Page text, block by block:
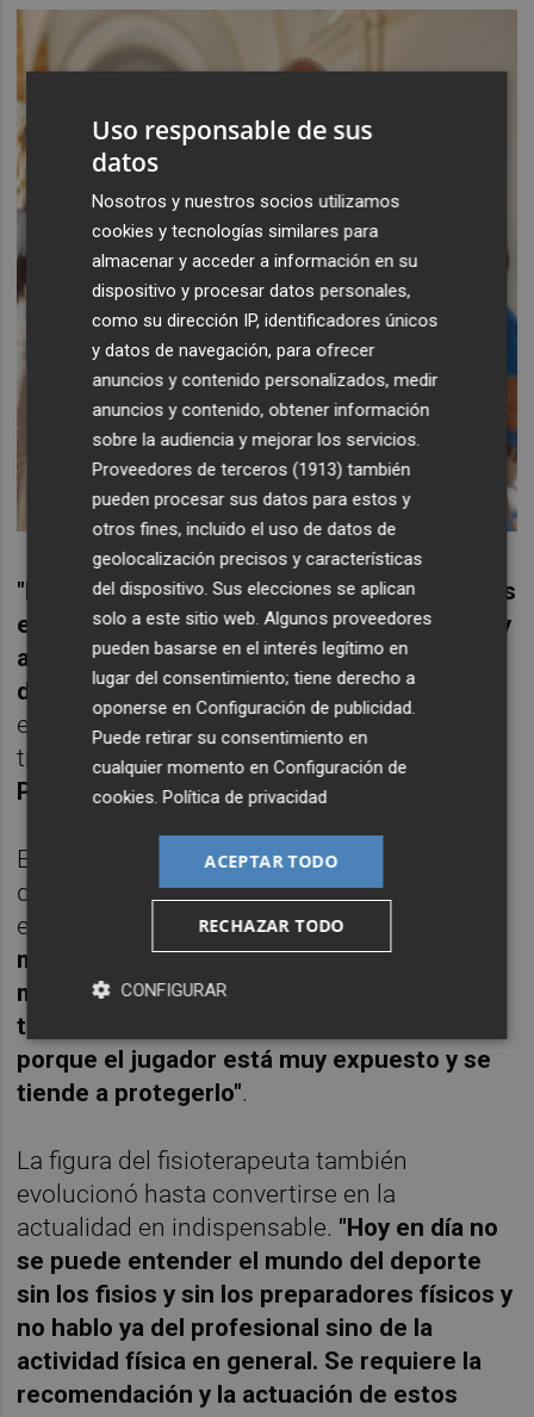
"Las figuras del fútbol son especiales, todas
ellas por el grado de exigencia que tienen, y
algunos también diferentes aunque puedo
decir que se fiaban de mí", señala sin entrar
en detalles alguien que tuvo la ocasión de
tratar aRonaldinho, Messi, Etoo, Puyol,
Piqué, Xavi, Iniesta, Busquets, Dani Alves...
En sus años de trayectoria en la fisioterapia
deportiva vivió la evolución del deporte rey
en España:
"El fútbol siempre tuvo una
magnitud enorme pero antes era todo
mucho más abierto en el día a día y de un
tiempo a esta parte se cerró mucho más
porque el jugador está muy expuesto y se
tiende a protegerlo".
La figura del fisioterapeuta también
evolucionó hasta convertirse en la
actualidad en indispensable. "Hoy en día no
se puede entender el mundo del deporte
sin los fisios y sin los preparadores físicos y
no hablo ya del profesional sino de la
actividad física en general. Se requiere la
recomendación y la actuación de estos
Uso responsable de sus
datos
Nosotros y nuestros socios utilizamos
cookies y tecnologías similares para
almacenar y acceder a información en su
dispositivo y procesar datos personales,
como su dirección IP, identificadores únicos
y datos de navegación, para ofrecer
anuncios y contenido personalizados, medir
anuncios y contenido, obtener información
sobre la audiencia y mejorar los servicios.
Proveedores de terceros (1913) también
pueden procesar sus datos para estos y
otros fines, incluido el uso de datos de
geolocalización precisos y características
del dispositivo. Sus elecciones se aplican
solo a este sitio web. Algunos proveedores
pueden basarse en el interés legítimo en
lugar del consentimiento; tiene derecho a
oponerse enConfiguración de publicidad.
Puede retirar su consentimiento en
cualquier momento enConfiguración de
cookies.Política de privacidad
ACEPTAR TODO
RECHAZAR TODO
CONFIGURAR